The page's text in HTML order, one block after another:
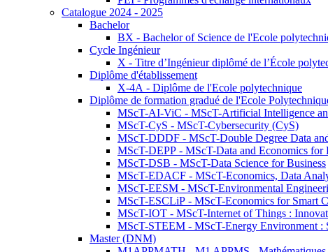
Catalogue 2024 - 2025
Bachelor
BX - Bachelor of Science de l'Ecole
Cycle Ingénieur
X - Titre d’Ingénieur diplômé de l’École
Diplôme d'établissement
X-4A - Diplôme de l'Ecole polytechnique
Diplôme de formation gradué de l'Ecole
MScT-AI-ViC - MScT-Artificial Intelligence
MScT-CyS - MScT-Cybersecurity (CyS)
MScT-DDDF - MScT-Double Degree Data
MScT-DEPP - MScT-Data and Economics
MScT-DSB - MScT-Data Science for Business
MScT-EDACF - MScT-Economics, Data
MScT-EESM - MScT-Environmental
MScT-ESCLiP - MScT-Economics for Smart
MScT-IOT - MScT-Internet of Things :
MScT-STEEM - MScT-Energy Environment :
Master (DNM)